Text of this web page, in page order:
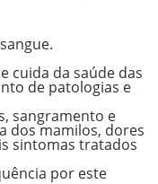
cuida da saúde das
de patologias e
sangramento e
dos mamilos, dores
sintomas tratados
por este